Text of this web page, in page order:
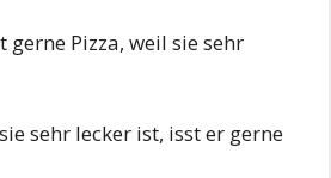
gerne Pizza, weil sie sehr
sehr lecker ist, isst er gerne